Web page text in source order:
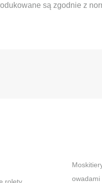
są zgodnie z
Moskitiery – Ochrona przed
owadami